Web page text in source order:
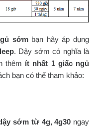
sớm bạn hãy áp dụng
. Dậy sớm có nghĩa là
thêm ít nhất 1 giấc ngủ
bạn có thể tham khảo:
sớm từ 4g, 4g30 ngay